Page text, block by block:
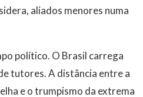
aliados menores numa
político. O Brasil carrega
tutores. A distância entre a
e o trumpismo da extrema